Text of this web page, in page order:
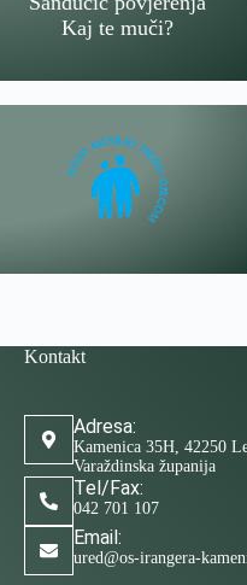
Kaj te muči?
Kontakt
Adresa:
Kamenica 35H, 42250
Varaždinska županija
Tel/Fax:
042 701 107
Email:
ured@os-irangera-